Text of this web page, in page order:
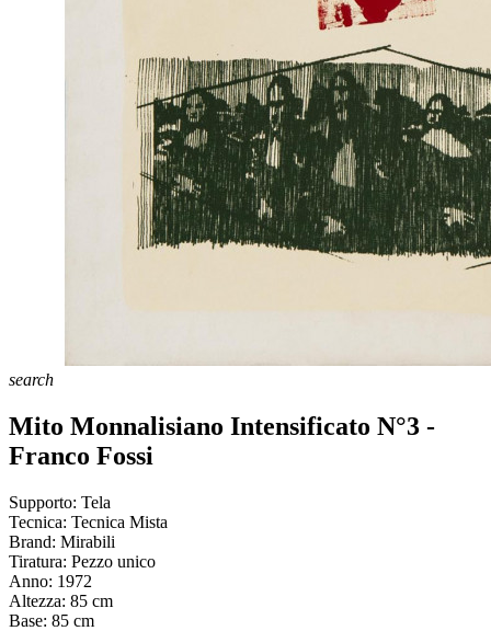
search
Mito Monnalisiano Intensificato N°3 -
Franco Fossi
Supporto: Tela
Tecnica: Tecnica Mista
Brand: Mirabili
Tiratura: Pezzo unico
Anno: 1972
Altezza: 85 cm
Base: 85 cm